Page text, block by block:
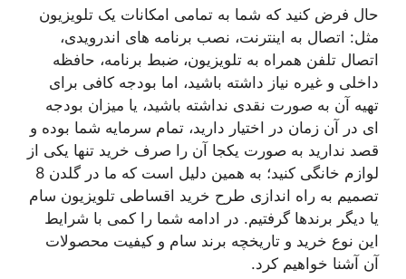
حال فرض کنید که شما به تمامی امکانات یک تلویزیون
مثل: اتصال به اینترنت، نصب برنامه های اندرویدی،
اتصال تلفن همراه به تلویزیون، ضبط برنامه، حافظه
داخلی و غیره نیاز داشته باشید، اما بودجه کافی برای
تهیه آن به صورت نقدی نداشته باشید، یا میزان بودجه
ای در آن زمان در اختیار دارید، تمام سرمایه شما بوده و
قصد ندارید به صورت یکجا آن را صرف خرید تنها یکی از
لوازم خانگی کنید؛ به همین دلیل است که ما در گلدن 8
تصمیم به راه اندازی طرح خرید اقساطی تلویزیون سام
یا دیگر برندها گرفتیم. در ادامه شما را کمی با شرایط
این نوع خرید و تاریخچه برند سام و کیفیت محصولات
آن آشنا خواهیم کرد.